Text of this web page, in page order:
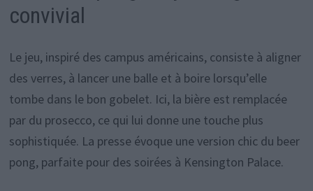
convivial
Le jeu, inspiré des campus américains, consiste à aligner
des verres, à lancer une balle et à boire lorsqu’elle
tombe dans le bon gobelet. Ici, la bière est remplacée
par du prosecco, ce qui lui donne une touche plus
sophistiquée. La presse évoque une version chic du beer
pong, parfaite pour des soirées à Kensington Palace.